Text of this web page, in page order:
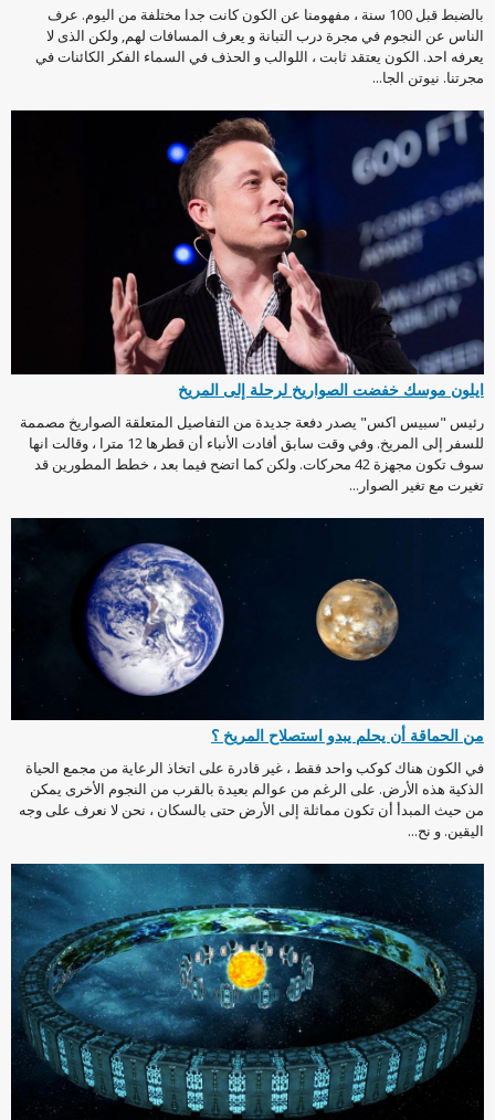
بالضبط قبل 100 سنة ، مفهومنا عن الكون كانت جدا مختلفة من اليوم. عرف
الناس عن النجوم في مجرة درب التبانة و يعرف المسافات لهم, ولكن الذى لا
يعرفه احد. الكون يعتقد ثابت ، اللوالب و الحذف في السماء الفكر الكائنات في
مجرتنا. نيوتن الجا...
ايلون موسك خفضت الصواريخ لرحلة إلى المريخ
رئيس "سبيس اكس" يصدر دفعة جديدة من التفاصيل المتعلقة الصواريخ مصممة
للسفر إلى المريخ. وفي وقت سابق أفادت الأنباء أن قطرها 12 مترا ، وقالت انها
سوف تكون مجهزة 42 محركات. ولكن كما اتضح فيما بعد ، خطط المطورين قد
تغيرت مع تغير الصوار...
من الحماقة أن يحلم يبدو استصلاح المريخ ؟
في الكون هناك كوكب واحد فقط ، غير قادرة على اتخاذ الرعاية من مجمع الحياة
الذكية هذه الأرض. على الرغم من عوالم بعيدة بالقرب من النجوم الأخرى يمكن
من حيث المبدأ أن تكون مماثلة إلى الأرض حتى بالسكان ، نحن لا نعرف على وجه
اليقين. و نح...